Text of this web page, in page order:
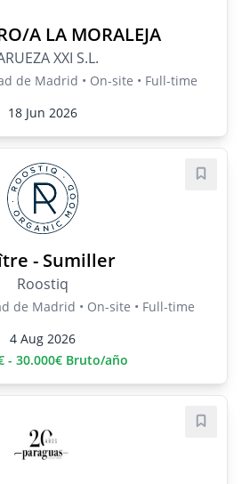
A LA MORALEJA
XXI S.L.
de Madrid • On-site • Full-time
18 Jun 2026
- Sumiller
Roostiq
de Madrid • On-site • Full-time
4 Aug 2026
- 30.000€ Bruto/año
Save
Save